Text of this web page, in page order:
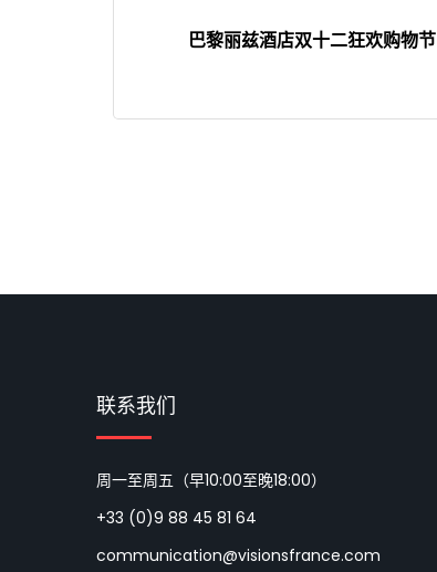
巴黎丽兹酒店双十二狂欢购物节
联系我们
周一至周五（早10:00至晚18:00）
+33 (0)9 88 45 81 64
communication@visionsfrance.com